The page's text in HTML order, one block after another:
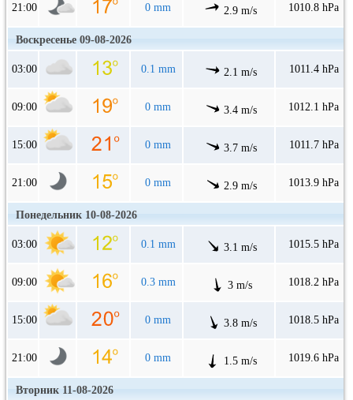
21:00 0 mm 2.9 m/s 1010.8 hPa
Воскресенье 09-08-2026
03:00 0.1 mm 2.1 m/s 1011.4 hPa
09:00 0 mm 3.4 m/s 1012.1 hPa
15:00 0 mm 3.7 m/s 1011.7 hPa
21:00 0 mm 2.9 m/s 1013.9 hPa
Понедельник 10-08-2026
03:00 0.1 mm 3.1 m/s 1015.5 hPa
09:00 0.3 mm 3 m/s 1018.2 hPa
15:00 0 mm 3.8 m/s 1018.5 hPa
21:00 0 mm 1.5 m/s 1019.6 hPa
Вторник 11-08-2026